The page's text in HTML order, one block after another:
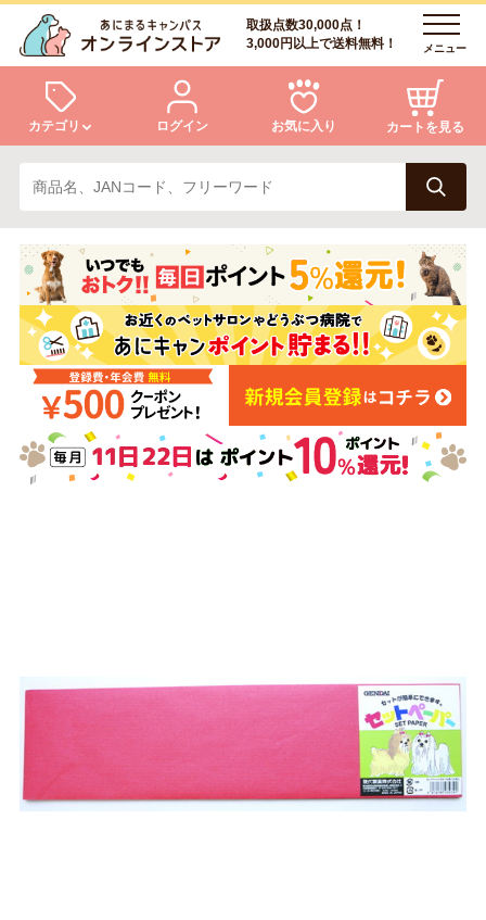
取扱点数30,000点！
3,000円以上で送料無料！
メニュー
カテゴリ
犬 猫
小動物・鳥 アクア・爬虫類・昆虫
ドッグフード キャットフード
美容・ケア用品 服・おさんぽ用品
ログイン お気に入り カートを見る
ログイン
会員登録
あにまるキャンパスについて
アフターサービス
商品リクエスト